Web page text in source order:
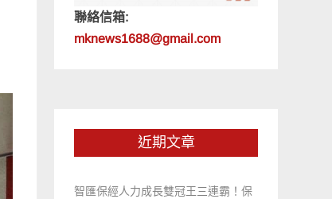
聯絡信箱:
mknews1688@gmail.com
近期文章
智匯保經人力成長雙冠王三連霸！保